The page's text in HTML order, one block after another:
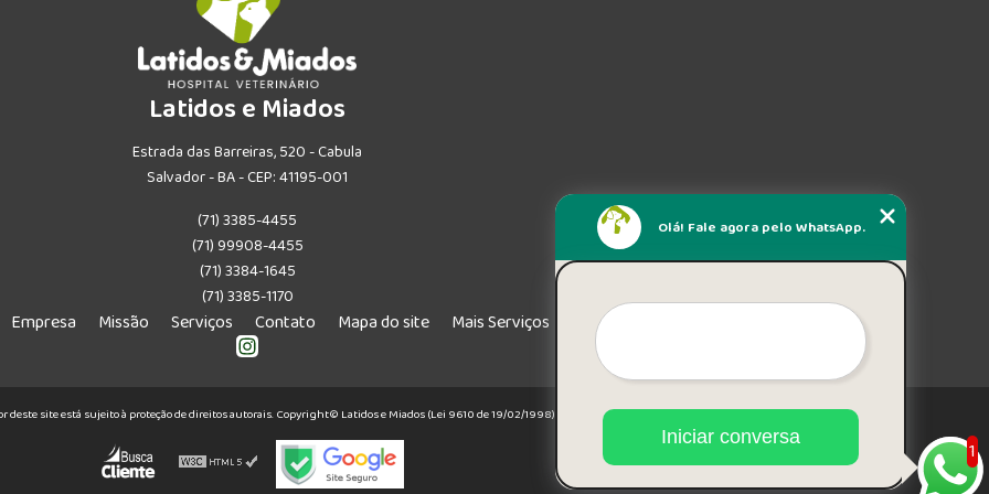
Latidos e Miados
Estrada das Barreiras, 520 - Cabula
Salvador - BA - CEP: 41195-001
(71) 3385-4455
(71) 99908-4455
(71) 3384-1645
(71) 3385-1170
Empresa Missão Serviços Contato Mapa do site Mais Serviços
deste site está sujeito à proteção de direitos autorais. Copyright© Latidos e Miados (Lei 9610 de 19/02/1998)
1
Olá! Fale agora pelo WhatsApp.
Iniciar conversa